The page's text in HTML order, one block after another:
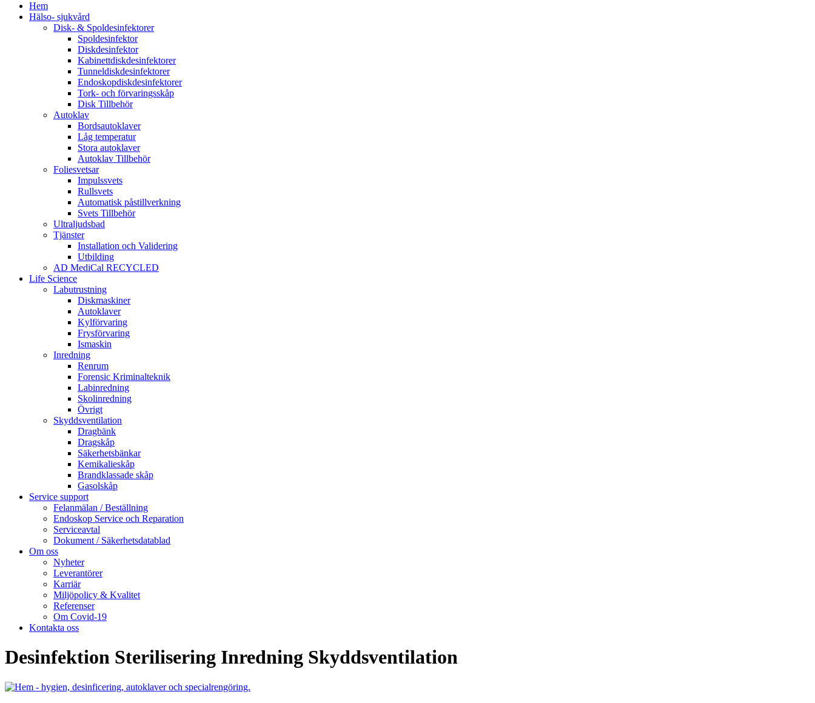
Hem
Hälso- sjukvård
Disk- & Spoldesinfektorer
Spoldesinfektor
Diskdesinfektor
Kabinettdiskdesinfektorer
Tunneldiskdesinfektorer
Endoskopdiskdesinfektorer
Tork- och förvaringsskåp
Disk Tillbehör
Autoklav
Bordsautoklaver
Låg temperatur
Stora autoklaver
Autoklav Tillbehör
Foliesvetsar
Impulssvets
Rullsvets
Automatisk påstillverkning
Svets Tillbehör
Ultraljudsbad
Tjänster
Installation och Validering
Utbilding
AD MediCal RECYCLED
Life Science
Labutrustning
Diskmaskiner
Autoklaver
Kylförvaring
Frysförvaring
Ismaskin
Inredning
Renrum
Forensic Kriminalteknik
Labinredning
Skolinredning
Övrigt
Skyddsventilation
Dragbänk
Dragskåp
Säkerhetsbänkar
Kemikalieskåp
Brandklassade skåp
Gasolskåp
Service support
Felanmälan / Beställning
Endoskop Service och Reparation
Serviceavtal
Dokument / Säkerhetsdatablad
Om oss
Nyheter
Leverantörer
Karriär
Miljöpolicy & Kvalitet
Referenser
Om Covid-19
Kontakta oss
Desinfektion Sterilisering Inredning Skyddsventilation